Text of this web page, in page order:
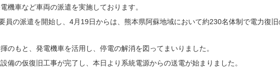
機車など車両の派遣を実施しております。
員の派遣を開始し、4月19日からは、熊本県阿蘇地域において約230名体制で電力復旧
のもと、発電機車を活用し、停電の解消を図ってまいりました。
備の仮復旧工事が完了し、本日より系統電源からの送電が始まりました。